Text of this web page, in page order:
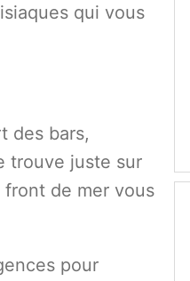
qui vous
des bars,
trouve juste sur
de mer vous
pour